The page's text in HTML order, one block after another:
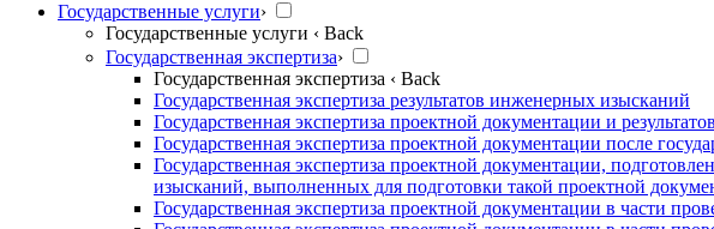
Государственные услуги›
Государственные услуги ‹ Back
Государственная экспертиза›
Государственная экспертиза ‹ Back
Государственная экспертиза результатов инженерных изысканий
Государственная экспертиза проектной документации и
Государственная экспертиза проектной документации после
Государственная экспертиза проектной документации,
изысканий, выполненных для подготовки такой проектной
Государственная экспертиза проектной документации в части